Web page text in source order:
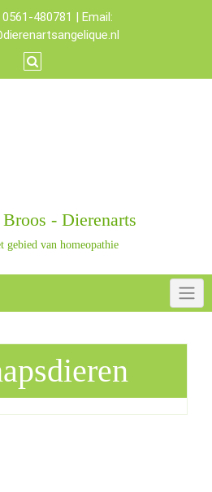
480781 | Email:
- Dierenarts
gebied van homeopathie